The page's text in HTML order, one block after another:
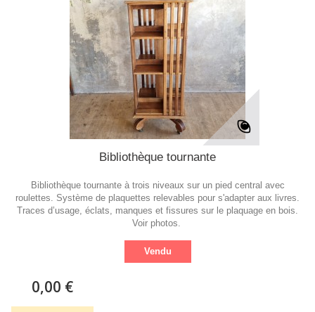
Bibliothèque tournante
Bibliothèque tournante à trois niveaux sur un pied central avec
roulettes. Système de plaquettes relevables pour s'adapter aux livres.
Traces d’usage, éclats, manques et fissures sur le plaquage en bois.
Voir photos.
Vendu
0,00 €